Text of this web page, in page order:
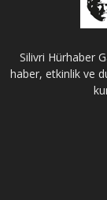
Silivri Hürhaber
haber, etkinlik ve